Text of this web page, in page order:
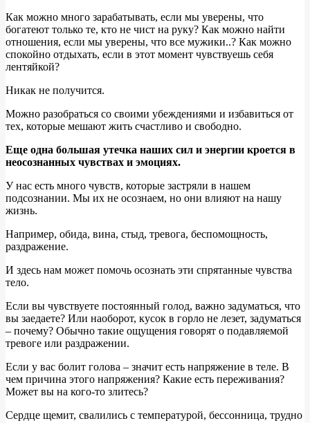
Как можно много зарабатывать, если мы уверены, что
богатеют только те, кто не чист на руку? Как можно найти
отношения, если мы уверены, что все мужики..? Как можно
спокойно отдыхать, если в этот момент чувствуешь себя
лентяйкой?
Никак не получится.
Можно разобраться со своими убеждениями и избавиться от
тех, которые мешают жить счастливо и свободно.
Еще одна большая утечка наших сил и энергии кроется в
неосознанных чувствах и эмоциях.
У нас есть много чувств, которые застряли в нашем
подсознании. Мы их не осознаем, но они влияют на нашу
жизнь.
Например, обида, вина, стыд, тревога, беспомощность,
раздражение.
И здесь нам может помочь осознать эти спрятанные чувства
тело.
Если вы чувствуете постоянный голод, важно задуматься, что
вы заедаете? Или наоборот, кусок в горло не лезет, задуматься
– почему? Обычно такие ощущения говорят о подавляемой
тревоге или раздражении.
Если у вас болит голова – значит есть напряжение в теле. В
чем причина этого напряжения? Какие есть переживания?
Может вы на кого-то злитесь?
Сердце щемит, свалились с температурой, бессонница, трудно